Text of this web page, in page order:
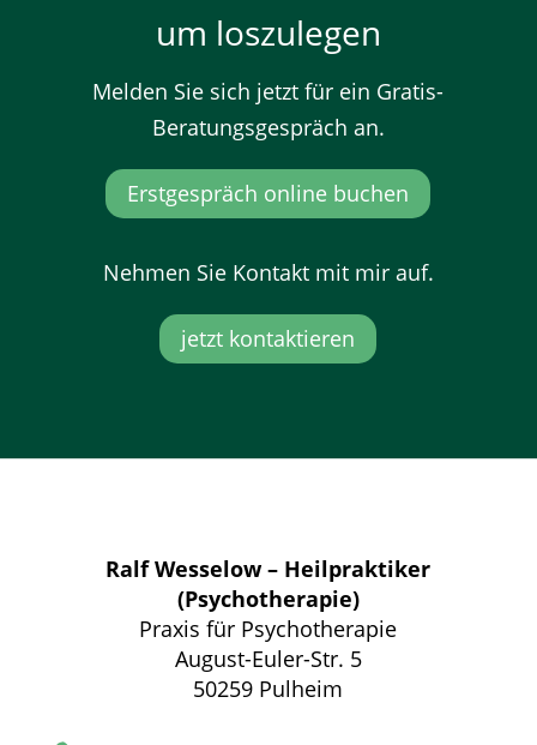
um loszulegen
Melden Sie sich jetzt für ein Gratis-
Beratungsgespräch an.
Erstgespräch online buchen
Nehmen Sie Kontakt mit mir auf.
jetzt kontaktieren
Ralf Wesselow – Heilpraktiker
(Psychotherapie)
Praxis für Psychotherapie
August-Euler-Str. 5
50259 Pulheim